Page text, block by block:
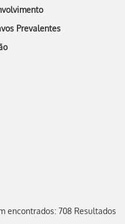
Prevalentes
encontrados: 708 Resultados